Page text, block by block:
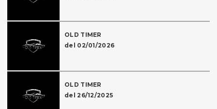
OLD TIMER
del 02/01/2026
OLD TIMER
del 26/12/2025